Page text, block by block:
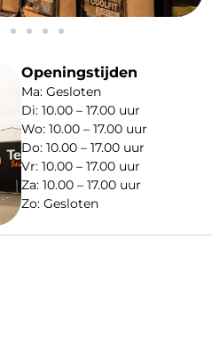
Openingstijden
Ma: Gesloten
Di: 10.00 – 17.00 uur
Wo: 10.00 – 17.00 uur
Do: 10.00 – 17.00 uur
Vr: 10.00 – 17.00 uur
Za: 10.00 – 17.00 uur
Zo: Gesloten